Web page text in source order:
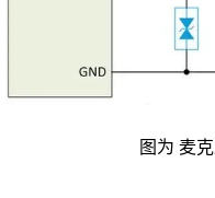
图为 麦